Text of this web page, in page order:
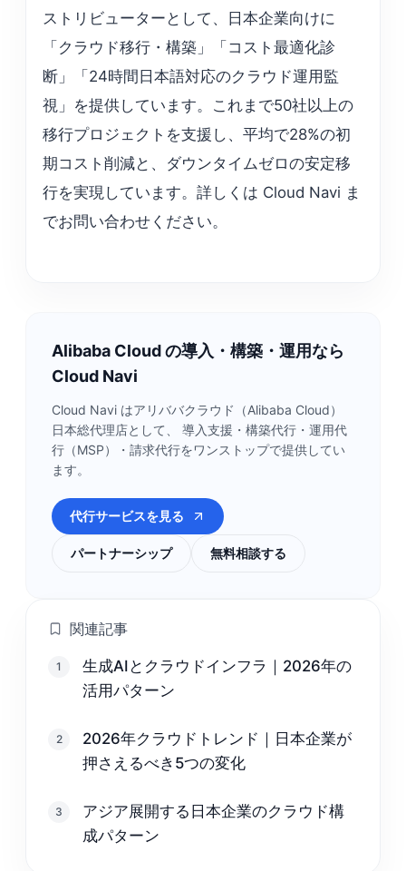
ストリビューターとして、日本企業向けに
「クラウド移行・構築」「コスト最適化診
断」「24時間日本語対応のクラウド運用監
視」を提供しています。これまで50社以上の
移行プロジェクトを支援し、平均で28%の初
期コスト削減と、ダウンタイムゼロの安定移
行を実現しています。詳しくは Cloud Navi ま
でお問い合わせください。
Alibaba Cloud の導入・構築・運用なら
Cloud Navi
Cloud Navi はアリババクラウド（Alibaba Cloud）
日本総代理店として、 導入支援・構築代行・運用代
行（MSP）・請求代行をワンストップで提供してい
ます。
代行サービスを見る
パートナーシップ 無料相談する
関連記事
1
生成AIとクラウドインフラ｜2026年の
活用パターン
2
2026年クラウドトレンド｜日本企業が
押さえるべき5つの変化
3
アジア展開する日本企業のクラウド構
成パターン